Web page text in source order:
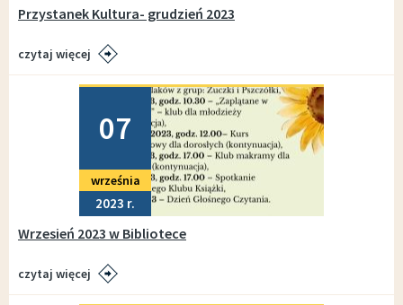
Przystanek Kultura- grudzień 2023
czytaj więcej
07
września
2023
Wrzesień 2023 w Bibliotece
czytaj więcej